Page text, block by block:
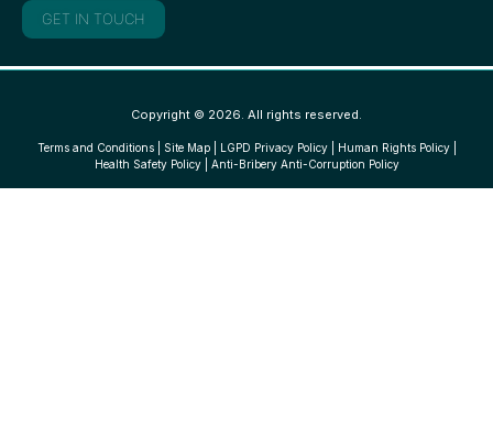
GET IN TOUCH
Copyright © 2026. All rights reserved.
Terms and Conditions| Site Map| LGPD Privacy Policy| Human Rights Policy|
Health Safety Policy| Anti-Bribery Anti-Corruption Policy